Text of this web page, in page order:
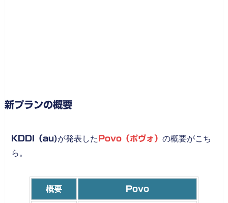
新プランの概要
KDDI（au)が発表した Povo（ポヴォ）の概要がこち
ら。
概要 Povo